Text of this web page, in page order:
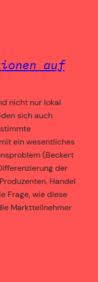
auf
nicht nur lokal
sich auch
ein wesentliches
(Beckert
der
Handel
Frage, wie diese
Marktteilnehmer